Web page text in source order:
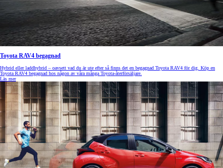
Toyota RAV4 begagnad
Hybrid eller laddhybrid – oavsett vad du är ute efter så finns det en begagnad Toyota RAV4 för dig. Köp en
Toyota RAV4 begagnad hos någon av våra många Toyota-återförsäljare.
Läs mer